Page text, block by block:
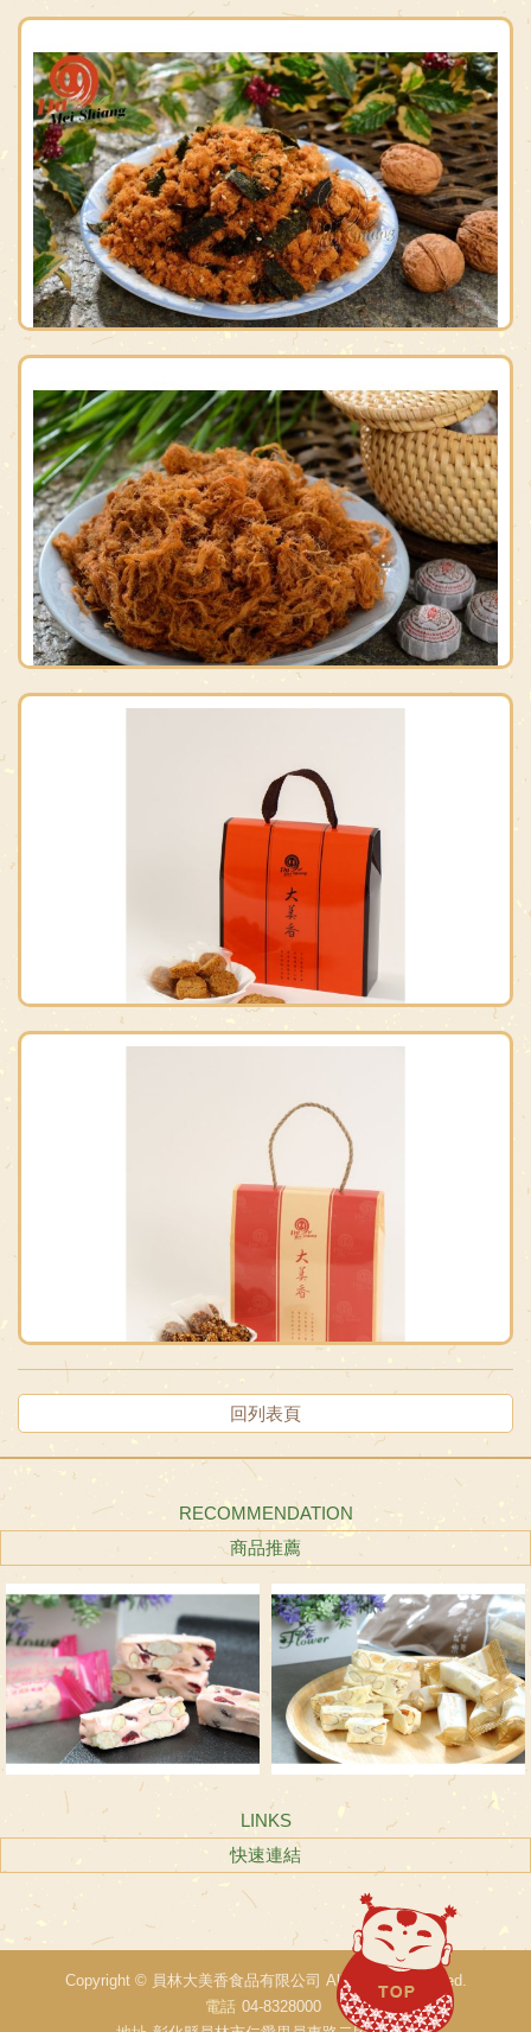
原味肉鬆
原價：$165
售價：$150
海苔肉鬆
原價：$165
售價：$150
原價：$158
售價：$150
原價：$300
售價：$250
米果香鬆(小禮盒版)
原價：$300
售價：$250
回列表頁
RECOMMENDATION
商品推薦
LINKS
快速連結
Copyright © 員林大美香食品有限公司 All Rights Reserved.
電話 04-8328000